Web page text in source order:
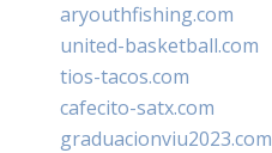
aryouthfishing.com
united-basketball.com
tios-tacos.com
cafecito-satx.com
graduacionviu2023.com